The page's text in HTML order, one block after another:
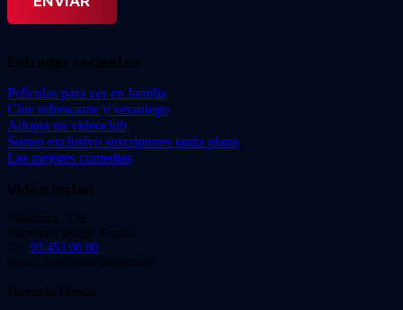
Entradas recientes
Películas para ver en familia
Cine refrescante y veraniego
Adopta un videoclub
Sorteo exclusivo suscriptores tarifa plana
Las mejores comedias
Video Instan
Viladomat, 239
Barcelona 08029. España.
Tel: 93 453 00 00
Email: info@videoinstan.net
Horario tienda